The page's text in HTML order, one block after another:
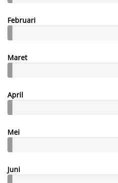
Februari
Maret
April
Mei
Juni